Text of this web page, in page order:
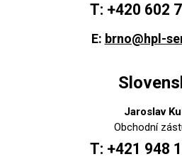
T: +420 602
E: brno@hpl-
Jaroslav
Obchodní
T: +421 948